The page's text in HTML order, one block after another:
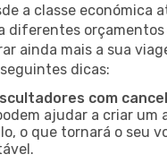
a classe económica
diferentes
ainda mais a sua
dicas:
com
ajudar a criar um
o que tornará o seu